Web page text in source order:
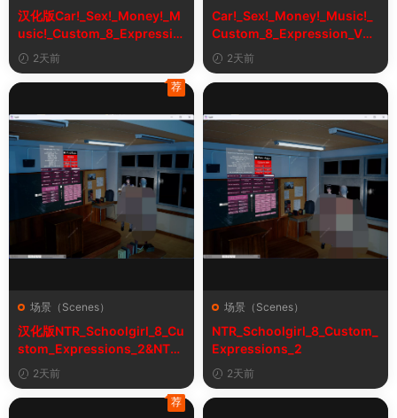
汉化版Car!_Sex!_Money!_M
usic!_Custom_8_Expressio
n_V2_1&车！性！钱！音乐！
自定义表情
2天前
Car!_Sex!_Money!_Music!_
Custom_8_Expression_V2_
1
2天前
场景（Scenes）
汉化版NTR_Schoolgirl_8_Cu
stom_Expressions_2&NTR
女学生8自定义表情
2天前
荐
场景（Scenes）
NTR_Schoolgirl_8_Custom_
Expressions_2
2天前
荐